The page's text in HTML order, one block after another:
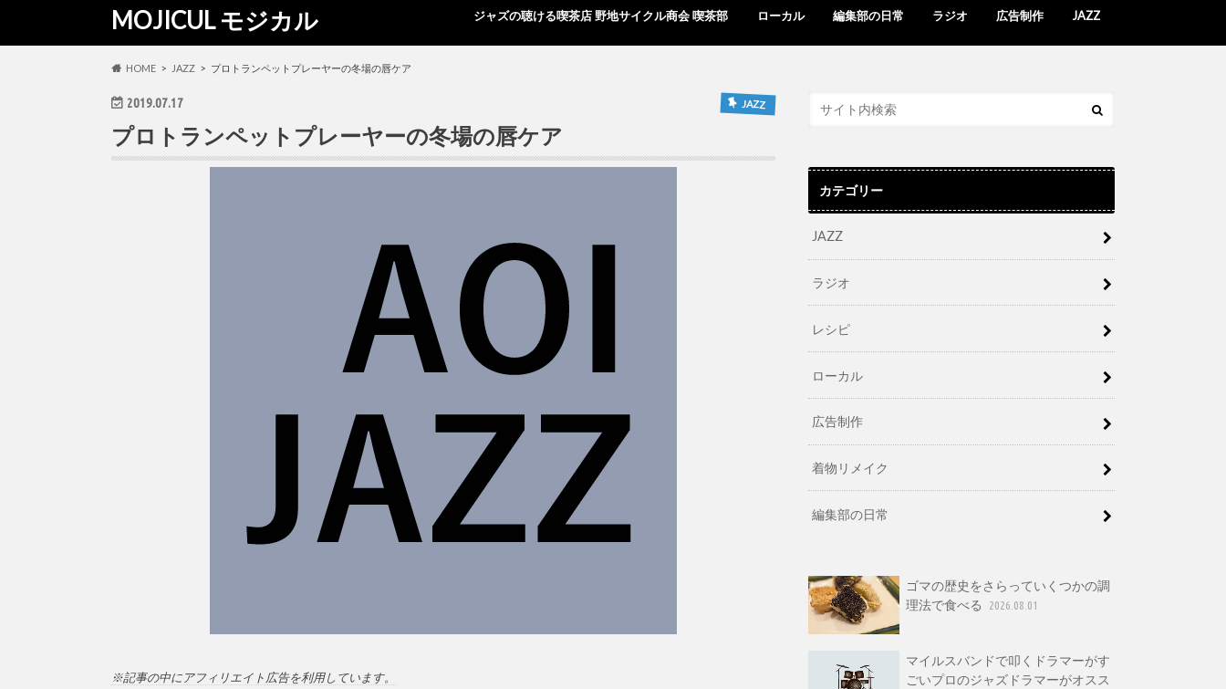
MOJICUL モジカル ジャズの聴ける喫茶店 野地サイクル商会 喫茶部 ローカル 編集部の日常 ラジオ 広告制作 JAZZ
HOME JAZZ プロトランペットプレーヤーの冬場の唇ケア
2019.07.17 JAZZ
プロトランペットプレーヤーの冬場の唇ケア
※記事の中にアフィリエイト広告を利用しています。
カテゴリー
JAZZ
ラジオ
レシピ
ローカル
広告制作
着物リメイク
編集部の日常
ゴマの歴史をさらっていくつかの調
理法で食べる
2026.08.01
マイルスバンドで叩くドラマーがす
ごいプロのジャズドラマーがオスス